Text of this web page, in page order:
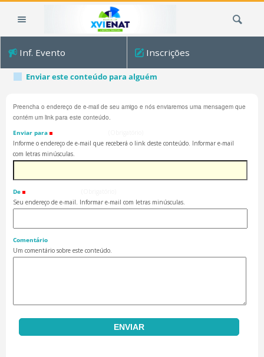
Inf. Evento Inscrições
Enviar este conteúdo para alguém
Preencha o endereço de e-mail de seu amigo e nós enviaremos uma mensagem que
contém um link para este conteúdo.
Enviar para
Informe o endereço de e-mail que receberá o link deste conteúdo. Informar e-mail
com letras minúsculas.
De
Seu endereço de e-mail. Informar e-mail com letras minúsculas.
Comentário
Um comentário sobre este conteúdo.